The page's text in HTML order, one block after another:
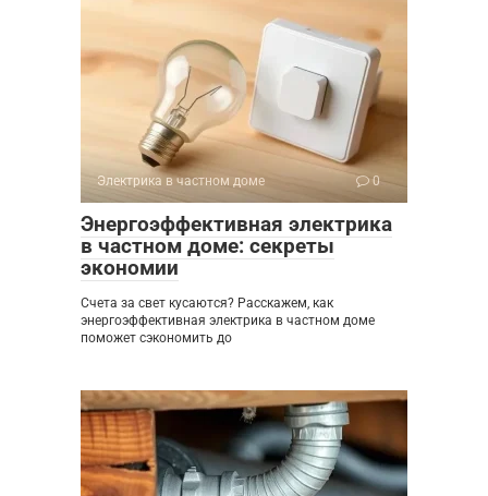
Электрика в частном доме 0
Энергоэффективная электрика
в частном доме: секреты
экономии
Счета за свет кусаются? Расскажем, как
энергоэффективная электрика в частном доме
поможет сэкономить до